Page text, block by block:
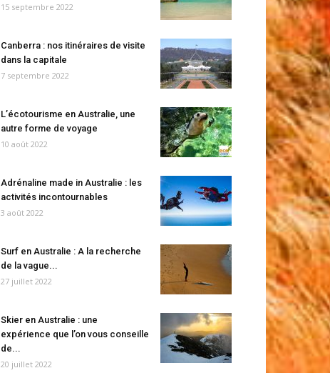
15 septembre 2022
Canberra : nos itinéraires de visite
dans la capitale
7 septembre 2022
L’écotourisme en Australie, une
autre forme de voyage
10 août 2022
Adrénaline made in Australie : les
activités incontournables
3 août 2022
Surf en Australie : A la recherche
de la vague...
27 juillet 2022
Skier en Australie : une
expérience que l’on vous conseille
de...
20 juillet 2022